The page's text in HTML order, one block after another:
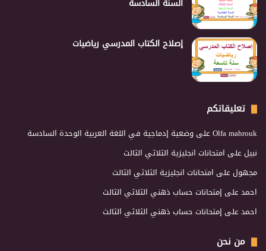
السنة السادسة
إصلاح الكتاب المدرسي رياضيات
تعليقاتكم
Olfa mahroukعلى وضعية إدماجية في اللغة العربية الوحدة السادسة
نبيلعلى امتحانات انجليزية الثلاثي الثالث
مجهولعلى امتحانات انجليزية الثلاثي الثالث
احمدعلى إمتحانات حساب ذهني الثلاثي الثالث
احمدعلى إمتحانات حساب ذهني الثلاثي الثالث
من نحن